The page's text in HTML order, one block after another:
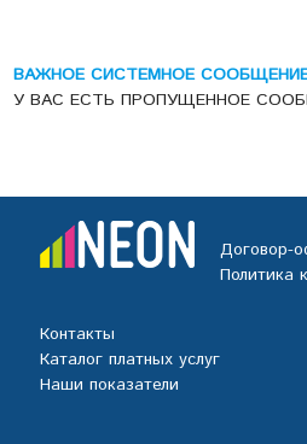
ВАЖНОЕ СИСТЕМНОЕ
У ВАС ЕСТЬ ПРОПУЩЕННОЕ
Договор-
Политика
Контакты
Каталог платных услуг
Наши показатели